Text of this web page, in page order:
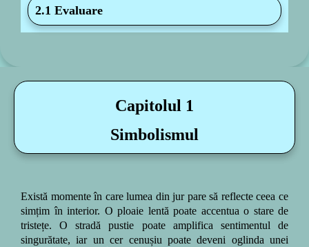
2.1 Evaluare
Capitolul 1
Simbolismul
Există momente în care lumea din jur pare să reflecte ceea ce
simțim în interior. O ploaie lentă poate accentua o stare de
tristețe. O stradă pustie poate amplifica sentimentul de
singurătate, iar un cer cenușiu poate deveni oglinda unei